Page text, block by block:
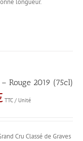
longueur.
Rouge 2019 (75cl)
TTC / Unité
Cru Classé de Graves